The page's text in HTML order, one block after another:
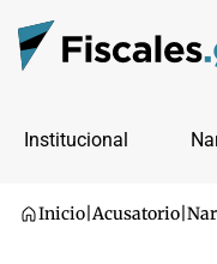
Institucional
Inicio Acusatorio